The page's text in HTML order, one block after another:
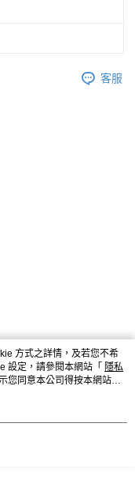
客服
方式之詳情，及若您不希
設定，請參閱本網站「 隱私
您同意本公司得按本網站使